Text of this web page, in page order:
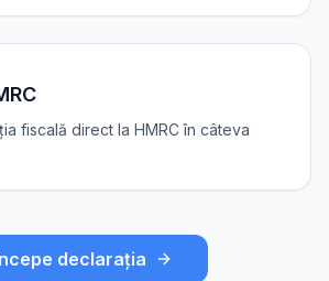
fiscală direct la HMRC în câteva
declarația